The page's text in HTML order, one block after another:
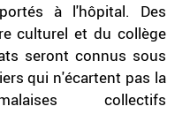
à l'hôpital. Des
culturel et du collège
seront connus sous
qui n'écartent pas la
collectifs